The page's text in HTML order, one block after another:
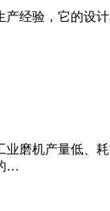
经验，它的设
磨机产量低、
…